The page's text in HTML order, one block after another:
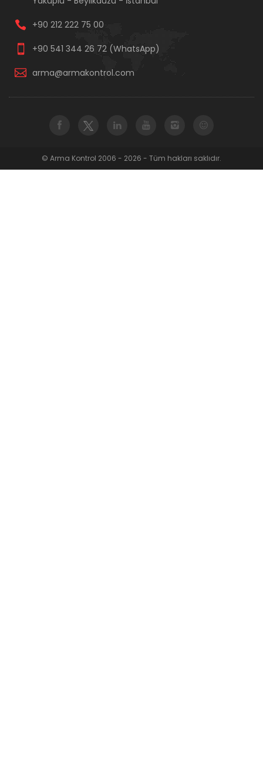
+90 212 222 75 00
+90 541 344 26 72 (WhatsApp)
arma@armakontrol.com
© Arma Kontrol 2006 - 2026 - Tüm hakları saklıdır.